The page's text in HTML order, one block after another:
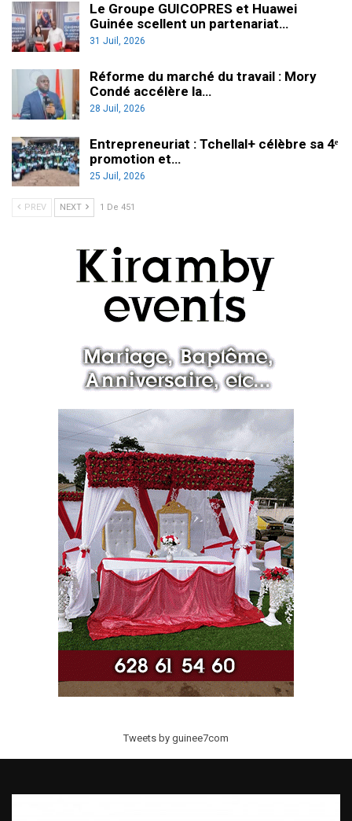
Le Groupe GUICOPRES et Huawei
Guinée scellent un partenariat…
31 Juil, 2026
Réforme du marché du travail : Mory
Condé accélère la…
28 Juil, 2026
Entrepreneuriat : Tchellal+ célèbre sa 4ᵉ
promotion et…
25 Juil, 2026
PREV NEXT 1 De 451
Tweets by guinee7com